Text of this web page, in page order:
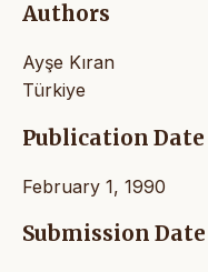
Authors
Ayşe Kıran
Türkiye
Publication Date
February 1, 1990
Submission Date